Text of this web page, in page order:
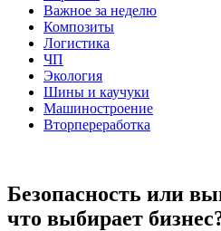
Важное за неделю
Композиты
Логистика
ЧП
Экология
Шины и каучуки
Машиностроение
Вторпереработка
Безопасность или
что выбирает